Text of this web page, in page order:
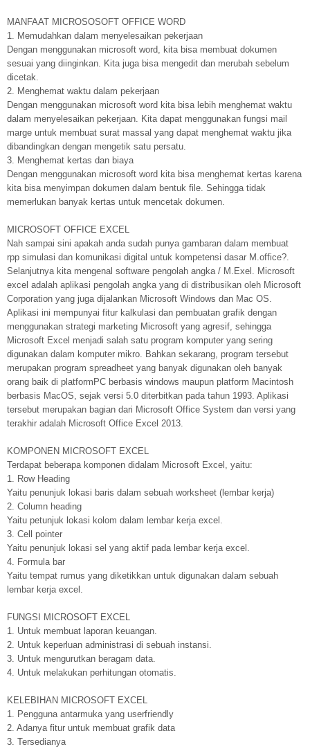
MANFAAT MICROSOSOFT OFFICE WORD
1. Memudahkan dalam menyelesaikan pekerjaan
Dengan menggunakan microsoft word, kita bisa membuat dokumen
sesuai yang diinginkan. Kita juga bisa mengedit dan merubah sebelum
dicetak.
2. Menghemat waktu dalam pekerjaan
Dengan menggunakan microsoft word kita bisa lebih menghemat waktu
dalam menyelesaikan pekerjaan. Kita dapat menggunakan fungsi mail
marge untuk membuat surat massal yang dapat menghemat waktu jika
dibandingkan dengan mengetik satu persatu.
3. Menghemat kertas dan biaya
Dengan menggunakan microsoft word kita bisa menghemat kertas karena
kita bisa menyimpan dokumen dalam bentuk file. Sehingga tidak
memerlukan banyak kertas untuk mencetak dokumen.
MICROSOFT OFFICE EXCEL
Nah sampai sini apakah anda sudah punya gambaran dalam membuat
rpp simulasi dan komunikasi digital untuk kompetensi dasar M.office?.
Selanjutnya kita mengenal software pengolah angka / M.Exel. Microsoft
excel adalah aplikasi pengolah angka yang di distribusikan oleh Microsoft
Corporation yang juga dijalankan Microsoft Windows dan Mac OS.
Aplikasi ini mempunyai fitur kalkulasi dan pembuatan grafik dengan
menggunakan strategi marketing Microsoft yang agresif, sehingga
Microsoft Excel menjadi salah satu program komputer yang sering
digunakan dalam komputer mikro. Bahkan sekarang, program tersebut
merupakan program spreadheet yang banyak digunakan oleh banyak
orang baik di platformPC berbasis windows maupun platform Macintosh
berbasis MacOS, sejak versi 5.0 diterbitkan pada tahun 1993. Aplikasi
tersebut merupakan bagian dari Microsoft Office System dan versi yang
terakhir adalah Microsoft Office Excel 2013.
KOMPONEN MICROSOFT EXCEL
Terdapat beberapa komponen didalam Microsoft Excel, yaitu:
1. Row Heading
Yaitu penunjuk lokasi baris dalam sebuah worksheet (lembar kerja)
2. Column heading
Yaitu petunjuk lokasi kolom dalam lembar kerja excel.
3. Cell pointer
Yaitu penunjuk lokasi sel yang aktif pada lembar kerja excel.
4. Formula bar
Yaitu tempat rumus yang diketikkan untuk digunakan dalam sebuah
lembar kerja excel.
FUNGSI MICROSOFT EXCEL
1. Untuk membuat laporan keuangan.
2. Untuk keperluan administrasi di sebuah instansi.
3. Untuk mengurutkan beragam data.
4. Untuk melakukan perhitungan otomatis.
KELEBIHAN MICROSOFT EXCEL
1. Pengguna antarmuka yang userfriendly
2. Adanya fitur untuk membuat grafik data
3. Tersedianya